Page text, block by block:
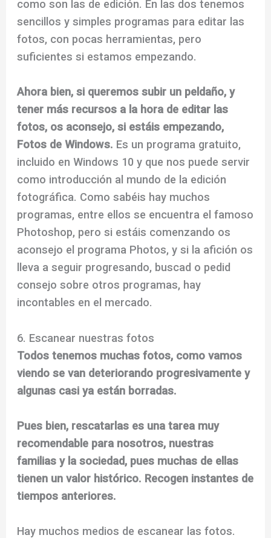
como son las de edición. En las dos tenemos
sencillos y simples programas para editar las
fotos, con pocas herramientas, pero
suficientes si estamos empezando.
Ahora bien, si queremos subir un peldaño, y
tener más recursos a la hora de editar las
fotos, os aconsejo, si estáis empezando,
Fotos de Windows. Es un programa gratuito,
incluido en Windows 10 y que nos puede servir
como introducción al mundo de la edición
fotográfica. Como sabéis hay muchos
programas, entre ellos se encuentra el famoso
Photoshop, pero si estáis comenzando os
aconsejo el programa Photos, y si la afición os
lleva a seguir progresando, buscad o pedid
consejo sobre otros programas, hay
incontables en el mercado.
6. Escanear nuestras fotos
Todos tenemos muchas fotos, como vamos
viendo se van deteriorando progresivamente y
algunas casi ya están borradas.
Pues bien, rescatarlas es una tarea muy
recomendable para nosotros, nuestras
familias y la sociedad, pues muchas de ellas
tienen un valor histórico. Recogen instantes de
tiempos anteriores.
Hay muchos medios de escanear las fotos.